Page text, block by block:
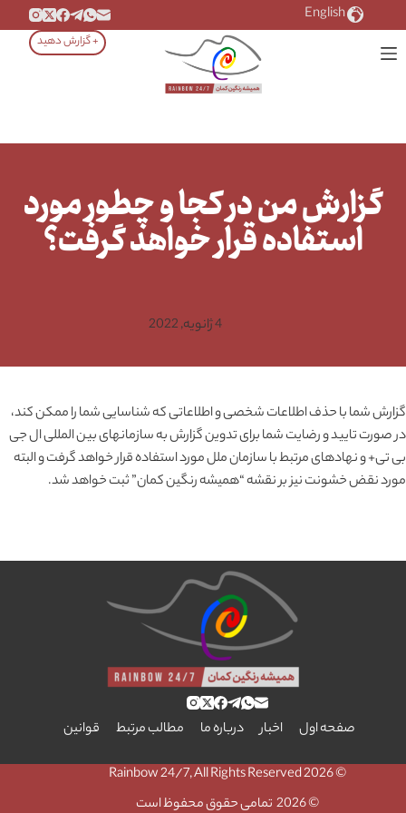
به
محتوا
English
+ گزارش دهید
گزارش من در کجا و چطور مورد
استفاده قرار خواهد گرفت؟
4 ژانویه, 2022
گزارش شما با حذف اطلاعات شخصی و اطلاعاتی که شناسایی شما را ممکن کند،
در صورت تایید و رضایت شما برای تدوین گزارش به سازمانهای بین المللی ال جی
بی تی+ و نهادهای مرتبط با سازمان ملل مورد استفاده قرار خواهد گرفت و البته
مورد نقض خشونت نیز بر نقشه “همیشه رنگین کمان” ثبت خواهد شد.
صفحه اول اخبار درباره ما مطالب مرتبط قوانین
© 2026 Rainbow 24/7, All Rights Reserved
© 2026 تمامی حقوق محفوظ است